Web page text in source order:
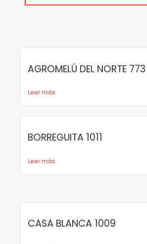
AGROMELÚ DEL NORTE 773
Leer más
BORREGUITA 1011
Leer más
CASA BLANCA 1009